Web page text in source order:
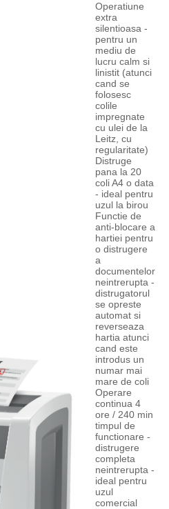
Operatiune
extra
silentioasa -
pentru un
mediu de
lucru calm si
linistit (atunci
cand se
folosesc
colile
impregnate
cu ulei de la
Leitz, cu
regularitate)
Distruge
pana la 20
coli A4 o data
- ideal pentru
uzul la birou
Functie de
anti-blocare a
hartiei pentru
o distrugere
a
documentelor
neintrerupta -
distrugatorul
se opreste
automat si
reverseaza
hartia atunci
cand este
introdus un
numar mai
mare de coli
Operare
continua 4
ore / 240 min
timpul de
functionare -
distrugere
completa
neintrerupta -
ideal pentru
uzul
comercial